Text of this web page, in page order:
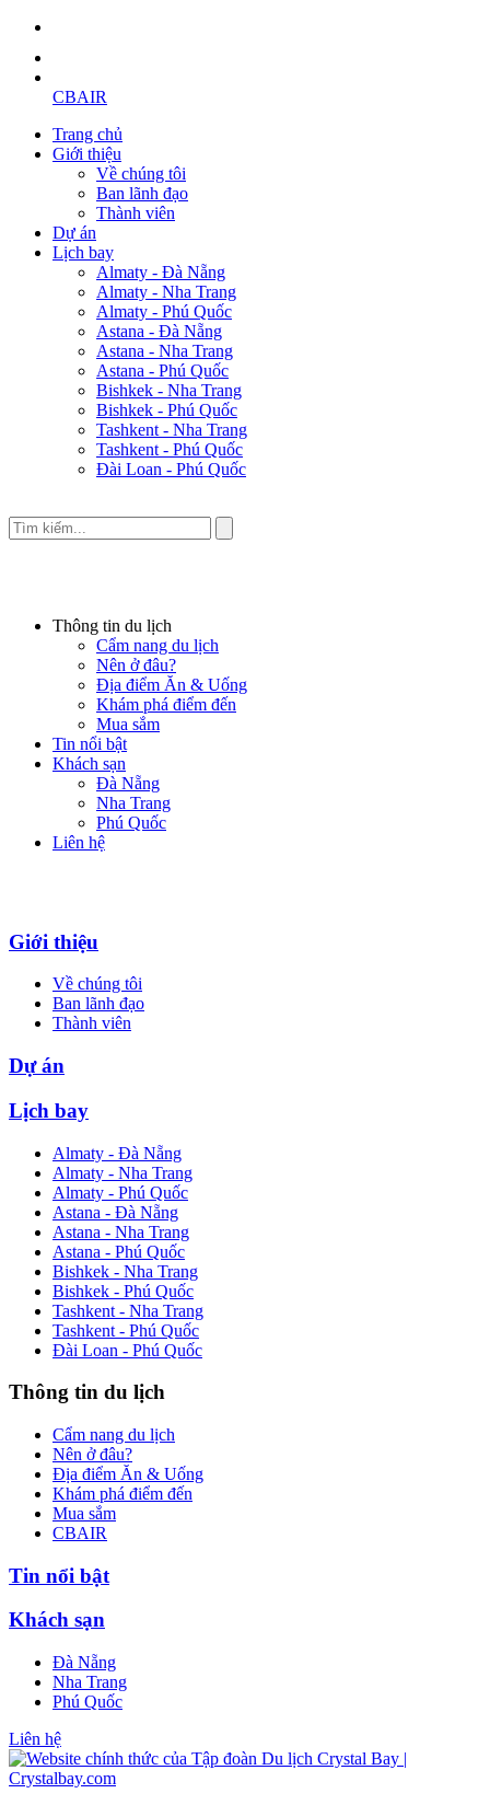
CBAIR
Trang chủ
Giới thiệu
Về chúng tôi
Ban lãnh đạo
Thành viên
Dự án
Lịch bay
Almaty - Đà Nẵng
Almaty - Nha Trang
Almaty - Phú Quốc
Astana - Đà Nẵng
Astana - Nha Trang
Astana - Phú Quốc
Bishkek - Nha Trang
Bishkek - Phú Quốc
Tashkent - Nha Trang
Tashkent - Phú Quốc
Đài Loan - Phú Quốc
Thông tin du lịch
Cẩm nang du lịch
Nên ở đâu?
Địa điểm Ăn & Uống
Khám phá điểm đến
Mua sắm
Tin nổi bật
Khách sạn
Đà Nẵng
Nha Trang
Phú Quốc
Liên hệ
Giới thiệu
Về chúng tôi
Ban lãnh đạo
Thành viên
Dự án
Lịch bay
Almaty - Đà Nẵng
Almaty - Nha Trang
Almaty - Phú Quốc
Astana - Đà Nẵng
Astana - Nha Trang
Astana - Phú Quốc
Bishkek - Nha Trang
Bishkek - Phú Quốc
Tashkent - Nha Trang
Tashkent - Phú Quốc
Đài Loan - Phú Quốc
Thông tin du lịch
Cẩm nang du lịch
Nên ở đâu?
Địa điểm Ăn & Uống
Khám phá điểm đến
Mua sắm
CBAIR
Tin nổi bật
Khách sạn
Đà Nẵng
Nha Trang
Phú Quốc
Liên hệ